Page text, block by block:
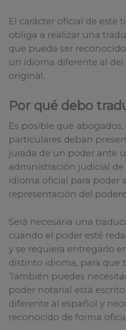
El carácter oficial de este
obliga a realizar una
que pueda ser
un idioma diferente al
original.
Por qué debo
Es posible que
particulares deban
jurada de un poder ante
administración judicial de
idioma oficial para poder
representación del
Será necesaria una
cuando el poder esté
y se requiera entregarlo
distinto idioma, para que
También puedes
poder notarial está
diferente al español y
reconocido de forma